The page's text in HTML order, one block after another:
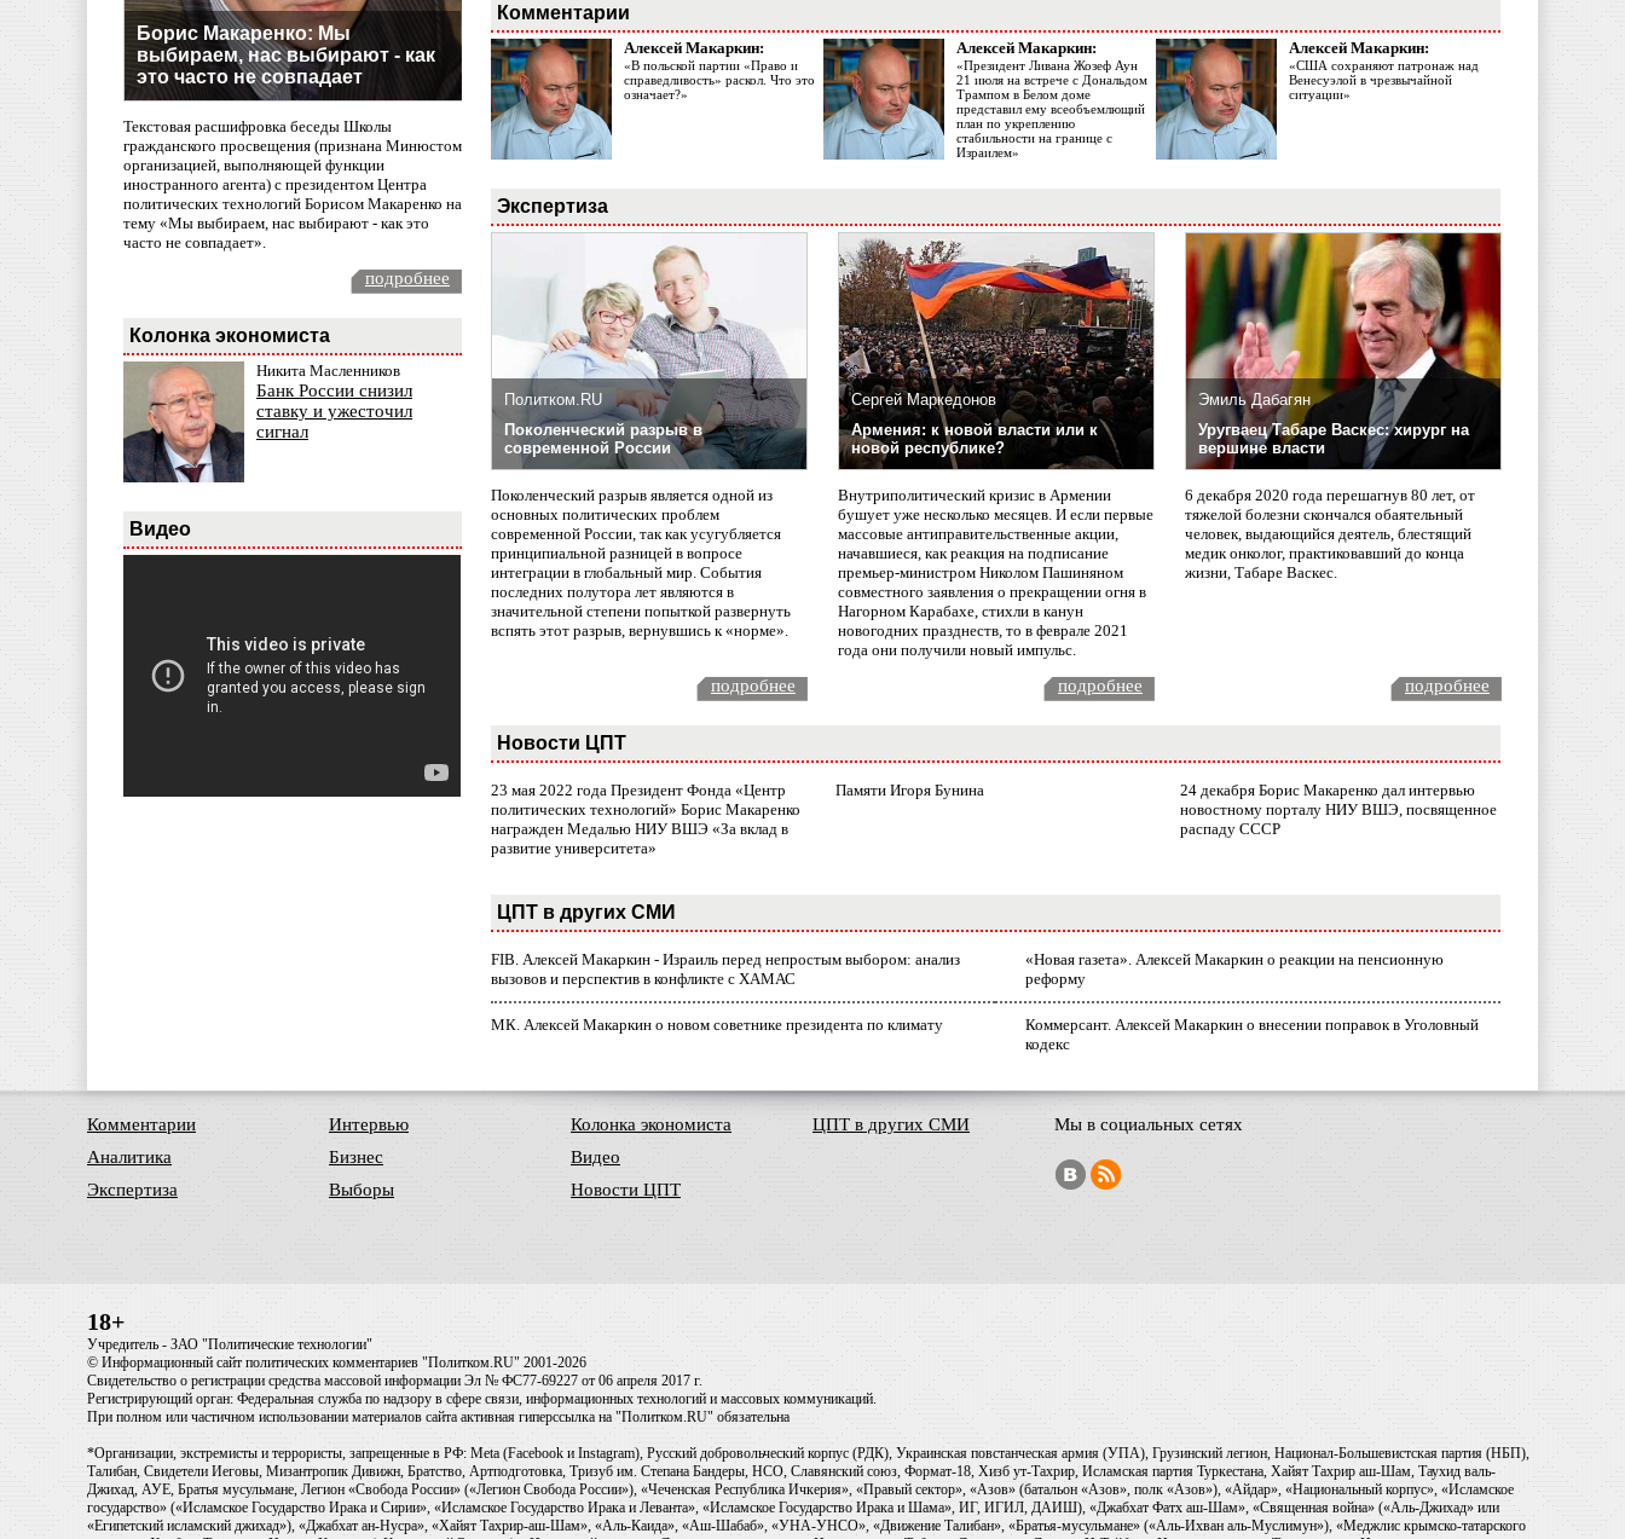
Борис Макаренко: Мы
выбираем, нас выбирают - как
это часто не совпадает
Текстовая расшифровка беседы Школы
гражданского просвещения (признана Минюстом
организацией, выполняющей функции
иностранного агента) с президентом Центра
политических технологий Борисом Макаренко на
тему «Мы выбираем, нас выбирают - как это
часто не совпадает».
подробнее
Колонка экономиста
Никита Масленников
Банк России снизил
ставку и ужесточил
сигнал
Видео
Комментарии
Алексей Макаркин:
«В польской партии «Право и
справедливость» раскол. Что это
означает?»
Алексей Макаркин:
«Президент Ливана Жозеф Аун
21 июля на встрече с Дональдом
Трампом в Белом доме
представил ему всеобъемлющий
план по укреплению
стабильности на границе с
Израилем»
Алексей Макаркин:
«США сохраняют патронаж над
Венесуэлой в чрезвычайной
ситуации»
Экспертиза
Политком.RU
Поколенческий разрыв в
современной России
Поколенческий разрыв является одной из
основных политических проблем
современной России, так как усугубляется
принципиальной разницей в вопросе
интеграции в глобальный мир. События
последних полутора лет являются в
значительной степени попыткой развернуть
вспять этот разрыв, вернувшись к «норме».
Сергей Маркедонов
Армения: к новой власти или к
новой республике?
Внутриполитический кризис в Армении
бушует уже несколько месяцев. И если первые
массовые антиправительственные акции,
начавшиеся, как реакция на подписание
премьер-министром Николом Пашиняном
совместного заявления о прекращении огня в
Нагорном Карабахе, стихли в канун
новогодних празднеств, то в феврале 2021
года они получили новый импульс.
Эмиль Дабагян
Уругваец Табаре Васкес: хирург на
вершине власти
6 декабря 2020 года перешагнув 80 лет, от
тяжелой болезни скончался обаятельный
человек, выдающийся деятель, блестящий
медик онколог, практиковавший до конца
жизни, Табаре Васкес.
подробнее подробнее подробнее
Новости ЦПТ
23 мая 2022 года Президент Фонда «Центр
политических технологий» Борис Макаренко
награжден Медалью НИУ ВШЭ «За вклад в
развитие университета»
Памяти Игоря Бунина
24 декабря Борис Макаренко дал интервью
новостному порталу НИУ ВШЭ, посвященное
распаду СССР
ЦПТ в других СМИ
FIB. Алексей Макаркин - Израиль перед непростым выбором: анализ
вызовов и перспектив в конфликте с ХАМАС
«Новая газета». Алексей Макаркин о реакции на пенсионную
реформу
МК. Алексей Макаркин о новом советнике президента по климату
Коммерсант. Алексей Макаркин о внесении поправок в Уголовный
кодекс
Комментарии
Аналитика
Экспертиза
Интервью
Бизнес
Выборы
Колонка экономиста
Видео
Новости ЦПТ
ЦПТ в других СМИ Мы в социальных сетях
18+
Учредитель - ЗАО "Политические технологии"
© Информационный сайт политических комментариев "Политком.RU" 2001-2026
Свидетельство о регистрации средства массовой информации Эл № ФС77-69227 от 06 апреля 2017 г.
Регистрирующий орган: Федеральная служба по надзору в сфере связи, информационных технологий и массовых коммуникаций.
При полном или частичном использовании материалов сайта активная гиперссылка на "Политком.RU" обязательна
*Организации, экстремисты и террористы, запрещенные в РФ: Meta (Facebook и Instagram), Русский добровольческий корпус (РДК), Украинская повстанческая армия (УПА), Грузинский легион, Национал-Большевистская партия (НБП),
Талибан, Свидетели Иеговы, Мизантропик Дивижн, Братство, Артподготовка, Тризуб им. Степана Бандеры, НСО, Славянский союз, Формат-18, Хизб ут-Тахрир, Исламская партия Туркестана, Хайят Тахрир аш-Шам, Таухид валь-
Джихад, АУЕ, Братья мусульмане, Легион «Свобода России» («Легион Свобода России»), «Чеченская Республика Ичкерия», «Правый сектор», «Азов» (батальон «Азов», полк «Азов»), «Айдар», «Национальный корпус», «Исламское
государство» («Исламское Государство Ирака и Сирии», «Исламское Государство Ирака и Леванта», «Исламское Государство Ирака и Шама», ИГ, ИГИЛ, ДАИШ), «Джабхат Фатх аш-Шам», «Священная война» («Аль-Джихад» или
«Египетский исламский джихад»), «Джабхат ан-Нусра», «Хайят Тахрир-аш-Шам», «Аль-Каида», «Аш-Шабаб», «УНА-УНСО», «Движение Талибан», «Братья-мусульмане» («Аль-Ихван аль-Муслимун»), «Меджлис крымско-татарского